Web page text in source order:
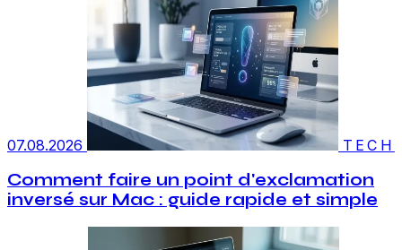
07.08.2026 TECH
Comment faire un point d'exclamation
inversé sur Mac : guide rapide et simple